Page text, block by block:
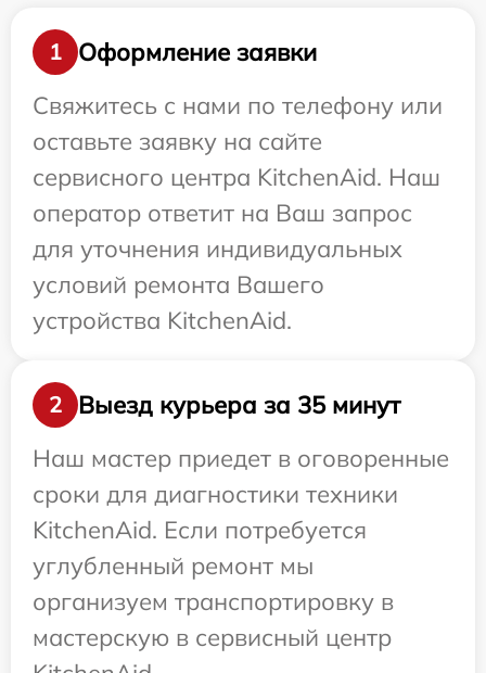
1
Оформление заявки
Свяжитесь с нами по телефону или
оставьте заявку на сайте
сервисного центра KitchenAid. Наш
оператор ответит на Ваш запрос
для уточнения индивидуальных
условий ремонта Вашего
устройства KitchenAid.
2
Выезд курьера за 35 минут
Наш мастер приедет в оговоренные
сроки для диагностики техники
KitchenAid. Если потребуется
углубленный ремонт мы
организуем транспортировку в
мастерскую в сервисный центр